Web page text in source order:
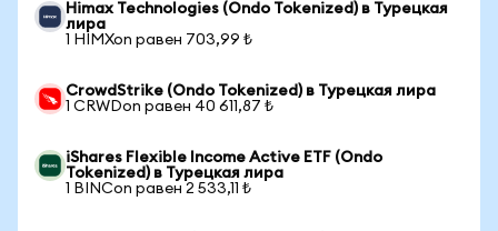
Himax Technologies (Ondo Tokenized) в Турецкая
лира
1 HIMXon равен 703,99 ₺
CrowdStrike (Ondo Tokenized) в Турецкая лира
1 CRWDon равен 40 611,87 ₺
iShares Flexible Income Active ETF (Ondo
Tokenized) в Турецкая лира
1 BINCon равен 2 533,11 ₺